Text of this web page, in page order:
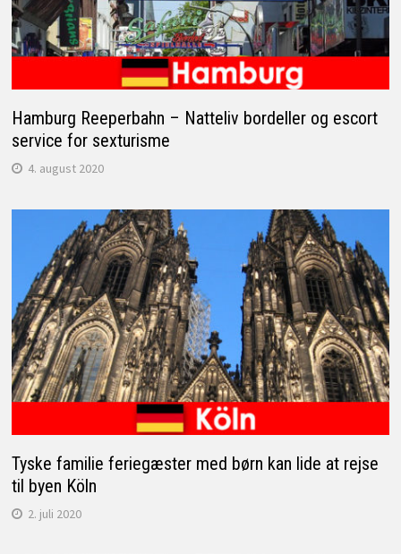
Hamburg Reeperbahn – Natteliv bordeller og escort
service for sexturisme
4. august 2020
Tyske familie feriegæster med børn kan lide at rejse
til byen Köln
2. juli 2020